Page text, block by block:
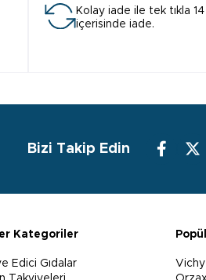
Kolay iade ile tek tıkla
içerisinde iade.
Bizi Takip Edin
Kategoriler
Edici Gıdalar
Vichy